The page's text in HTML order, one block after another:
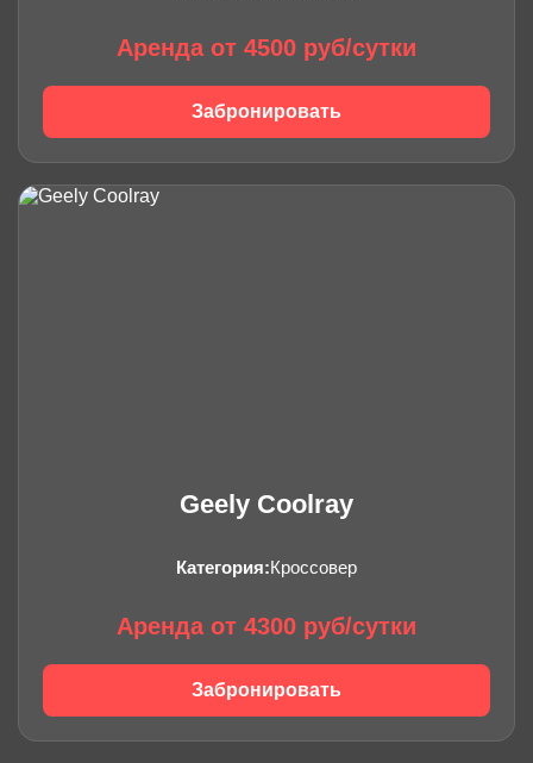
Аренда от 4500 руб/сутки
Забронировать
Geely Coolray
Категория:Кроссовер
Аренда от 4300 руб/сутки
Забронировать